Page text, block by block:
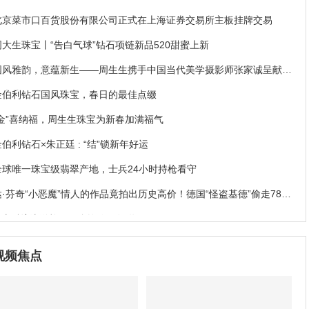
京菜市口百货股份有限公司正式在上海证券交易所主板挂牌交易
生珠宝丨“告白气球”钻石项链新品520甜蜜上新
风雅韵，意蕴新生——周生生携手中国当代美学摄影师张家诚呈献珠
片
伯利钻石国风珠宝，春日的最佳点缀
”喜纳福，周生生珠宝为新春加满福气
利钻石×朱正廷 : “结”锁新年好运
球唯一珠宝级翡翠产地，士兵24小时持枪看守
芬奇“小恶魔”情人的作品竟拍出历史高价！德国“怪盗基德”偷走78亿
频焦点